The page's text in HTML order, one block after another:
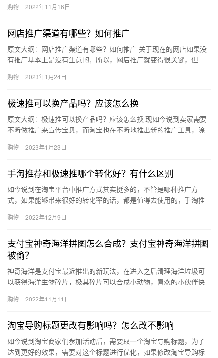
样？…
购物 2022年11月16日
网店推广渠道有哪些？如何推广
原文大纲：网店推广渠道有哪些？如何推广 关于现在的网店如果没
有推广基本上是没有生意的，所以，网店推广就变得很关键，但
道有哪…
购物 2023年1月24日
极速推可以换产品吗？应该怎么换
原文大纲：极速推可以换产品吗？应该怎么换 现如今说到卖家需要
不断做推广来宣传宝贝，而淘宝也在不断地推出新的推广工具，除
吗？应…
购物 2023年1月23日
手淘推荐和极速推哪个转化好？有什么区别
如今说到在淘宝平台中推广方式其实挺多的，不管是哪种推广方
式，如果能够带来很好的转化率的话，都是值得去使用的，手淘推
速推哪…
购物 2022年12月9日
支付宝神奇海洋拼图怎么合成？支付宝神奇海洋拼图
被偷？
神奇海洋是支付宝最近推出的新玩法，在进入之后清理海洋垃圾可
以获得海洋生物碎片，极其碎片可以合成小动物，喜欢的小伙伴快
的…
购物 2022年11月11日
淘宝导购标题更改有影响吗？怎么改不影响
如今说到淘宝商家们参加活动后，需要取一个淘宝导购标题，为了
达到更好的效果，需要对这个标题进行优化，如果修改淘宝导购标